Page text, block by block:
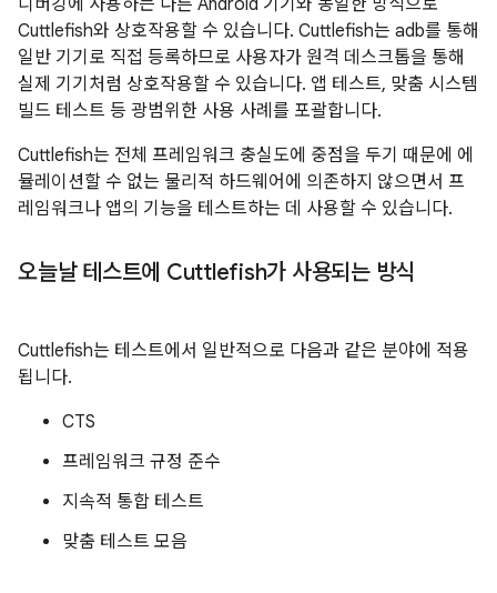
디버깅에 사용하는 다른 Android 기기와 동일한 방식으로
Cuttlefish와 상호작용할 수 있습니다. Cuttlefish는 adb를 통해
일반 기기로 직접 등록하므로 사용자가 원격 데스크톱을 통해
실제 기기처럼 상호작용할 수 있습니다. 앱 테스트, 맞춤 시스템
빌드 테스트 등 광범위한 사용 사례를 포괄합니다.
Cuttlefish는 전체 프레임워크 충실도에 중점을 두기 때문에 에
뮬레이션할 수 없는 물리적 하드웨어에 의존하지 않으면서 프
레임워크나 앱의 기능을 테스트하는 데 사용할 수 있습니다.
오늘날 테스트에 Cuttlefish가 사용되는 방식
Cuttlefish는 테스트에서 일반적으로 다음과 같은 분야에 적용
됩니다.
CTS
프레임워크 규정 준수
지속적 통합 테스트
맞춤 테스트 모음